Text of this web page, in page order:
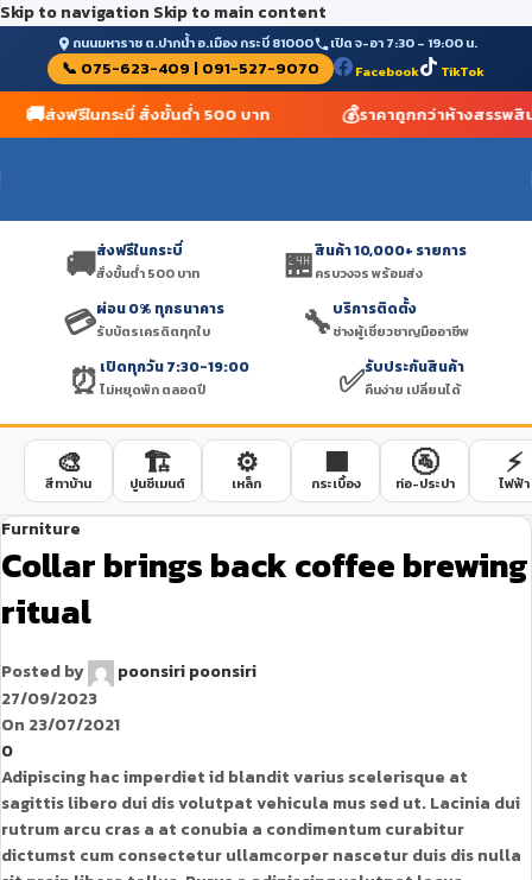
Skip to navigation Skip to main content
ถนนมหาราช ต.ปากน้ำ อ.เมือง กระบี่ 81000 เปิด จ-อา 7:30 – 19:00 น.
📞 075-623-409 | 091-527-9070 Facebook TikTok
🚚ส่งฟรีในกระบี่ สั่งขั้นต่ำ 500 บาท 💰ราคาถูกกว่าห้างสรรพสิ
🚚ส่งฟรีในกระบี่
สั่งขั้นต่ำ 500 บาท 🏪สินค้า 10,000+ รายการ
ครบวงจร พร้อมส่ง
💳ผ่อน 0% ทุกธนาคาร
รับบัตรเครดิตทุกใบ 🔧บริการติดตั้ง
ช่างผู้เชี่ยวชาญมืออาชีพ
⏰ เปิดทุกวัน 7:30-19:00
ไม่หยุดพัก ตลอดปี ✅รับประกันสินค้า
คืนง่าย เปลี่ยนได้
🎨
สีทาบ้าน
🏗️
ปูนซีเมนต์
⚙️
เหล็ก
🟫
กระเบื้อง
🚰
ท่อ-ประปา
⚡
ไฟฟ้า
Furniture
Collar brings back coffee brewing
ritual
Posted by
poonsiri poonsiri
27/09/2023
On 23/07/2021
0
Adipiscing hac imperdiet id blandit varius scelerisque at
sagittis libero dui dis volutpat vehicula mus sed ut. Lacinia dui
rutrum arcu cras a at conubia a condimentum curabitur
dictumst cum consectetur ullamcorper nascetur duis dis nulla